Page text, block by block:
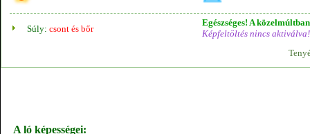
Súly: csont és bőr
Egészséges! A
Képfeltöltés nincs aktiválva!
A ló képességei: